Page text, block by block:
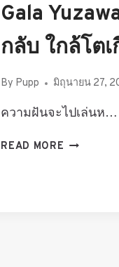
Gala
กลับ ใกล้โตเ
By Pupp มิถุนายน 27,
ความฝันจะไปเล่นห…
READ MORE รีวิว